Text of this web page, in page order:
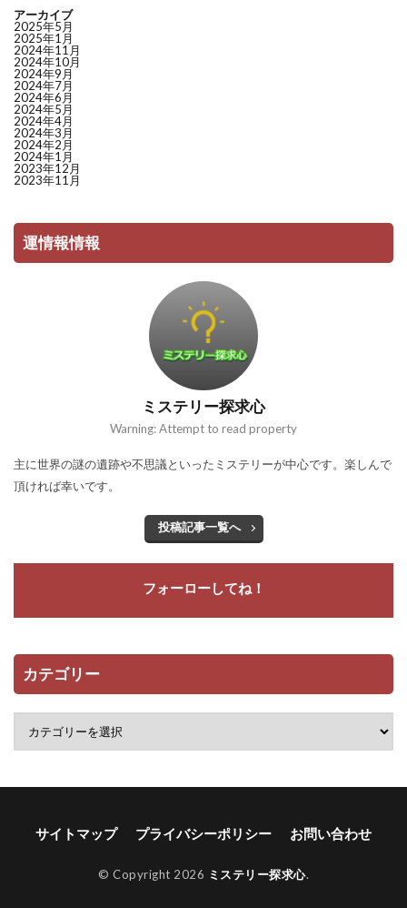
アーカイブ
2025年5月
2025年1月
2024年11月
2024年10月
2024年9月
2024年7月
2024年6月
2024年5月
2024年4月
2024年3月
2024年2月
2024年1月
2023年12月
2023年11月
運情報情報
ミステリー探求心
Warning: Attempt to read property
主に世界の謎の遺跡や不思議といったミステリーが中心です。楽しんで
頂ければ幸いです。
投稿記事一覧へ
フォーローしてね！
カテゴリー
サイトマップ プライバシーポリシー お問い合わせ
© Copyright 2026 ミステリー探求心.